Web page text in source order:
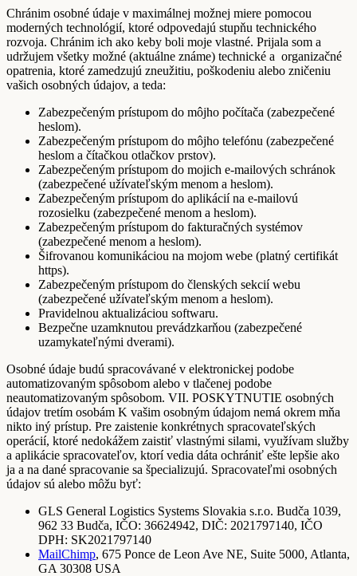
Chránim osobné údaje v maximálnej možnej miere pomocou
moderných technológií, ktoré odpovedajú stupňu technického
rozvoja. Chránim ich ako keby boli moje vlastné. Prijala som a
udržujem všetky možné (aktuálne známe) technické a organizačné
opatrenia, ktoré zamedzujú zneužitiu, poškodeniu alebo zničeniu
vašich osobných údajov, a teda:
Zabezpečeným prístupom do môjho počítača (zabezpečené
heslom).
Zabezpečeným prístupom do môjho telefónu (zabezpečené
heslom a čítačkou otlačkov prstov).
Zabezpečeným prístupom do mojich e-mailových schránok
(zabezpečené užívateľským menom a heslom).
Zabezpečeným prístupom do aplikácií na e-mailovú
rozosielku (zabezpečené menom a heslom).
Zabezpečeným prístupom do fakturačných systémov
(zabezpečené menom a heslom).
Šifrovanou komunikáciou na mojom webe (platný certifikát
https).
Zabezpečeným prístupom do členských sekcií webu
(zabezpečené užívateľským menom a heslom).
Pravidelnou aktualizáciou softwaru.
Bezpečne uzamknutou prevádzkarňou (zabezpečené
uzamykateľnými dverami).
Osobné údaje budú spracovávané v elektronickej podobe
automatizovaným spôsobom alebo v tlačenej podobe
neautomatizovaným spôsobom. VII. POSKYTNUTIE osobných
údajov tretím osobám K vašim osobným údajom nemá okrem mňa
nikto iný prístup. Pre zaistenie konkrétnych spracovateľských
operácií, ktoré nedokážem zaistiť vlastnými silami, využívam služby
a aplikácie spracovateľov, ktorí vedia dáta ochrániť ešte lepšie ako
ja a na dané spracovanie sa špecializujú. Spracovateľmi osobných
údajov sú alebo môžu byť:
GLS General Logistics Systems Slovakia s.r.o. Budča 1039,
962 33 Budča, IČO: 36624942, DIČ: 2021797140, IČO
DPH: SK2021797140
MailChimp, 675 Ponce de Leon Ave NE, Suite 5000, Atlanta,
GA 30308 USA